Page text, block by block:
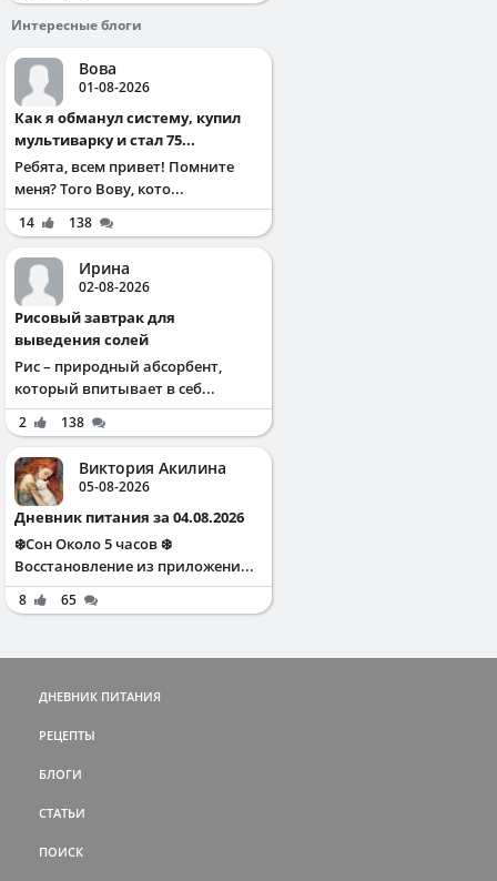
Интересные блоги
Вова
01-08-2026
Как я обманул систему, купил
мультиварку и стал 75...
Ребята, всем привет! Помните
меня? Того Вову, кото...
14 138
Ирина
02-08-2026
Рисовый завтрак для
выведения солей
Рис – природный абсорбент,
который впитывает в себ...
2 138
Виктория Акилина
05-08-2026
Дневник питания за 04.08.2026
❄️Сон Около 5 часов ❄️
Восстановление из приложени...
8 65
ДНЕВНИК ПИТАНИЯ
РЕЦЕПТЫ
БЛОГИ
СТАТЬИ
ПОИСК